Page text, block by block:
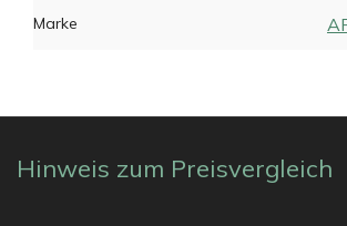
Marke
Hinweis zum Preisvergleich